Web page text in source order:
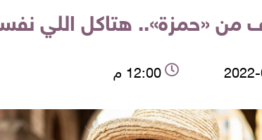
«حمزة».. هتاكل اللي
12:00 م